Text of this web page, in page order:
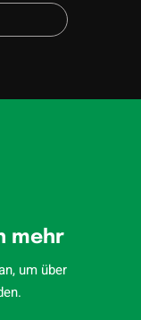
mehr
um über